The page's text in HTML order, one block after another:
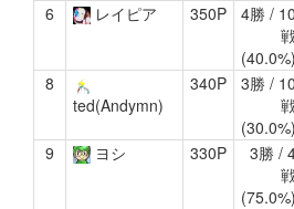
6 レイピア 350P
4勝 / 10
(40.0%)
8
ted(Andymn)
340P
3勝 / 10
(30.0%)
9 ヨシ 330P
3勝 /
(75.0%)